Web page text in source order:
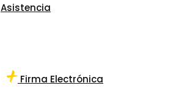
Asistencia
Firma Electrónica